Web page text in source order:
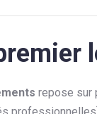
repose sur